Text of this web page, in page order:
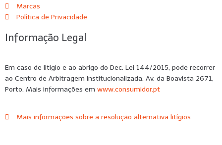
Marcas
Política de Privacidade
Informação Legal
Em caso de litigio e ao abrigo do Dec. Lei 144/2015, pode recorrer
ao Centro de Arbitragem Institucionalizada, Av. da Boavista 2671,
Porto. Mais informações em www.consumidor.pt
Mais informações sobre a resolução alternativa litígios